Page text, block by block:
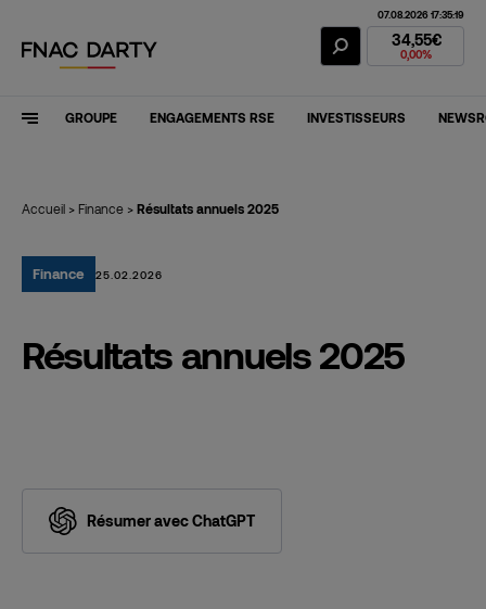
Action Fnac
07.08.2026 17:35:19
34,55€
0,00%
GROUPE ENGAGEMENTS RSE INVESTISSEURS
Accueil > Finance > Résultats annuels 2025
Finance 25.02.2026
Résultats annuels 2025
Résumer avec ChatGPT